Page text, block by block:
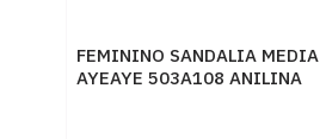
FEMININO SANDALIA MEDIA
AYEAYE 503A108 ANILINA